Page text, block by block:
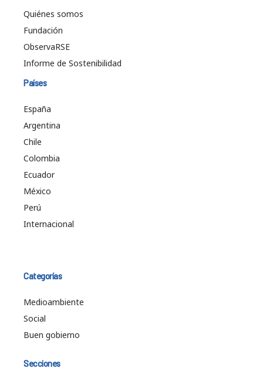
Quiénes somos
Fundación
ObservaRSE
Informe de Sostenibilidad
Países
España
Argentina
Chile
Colombia
Ecuador
México
Perú
Internacional
Categorías
Medioambiente
Social
Buen gobierno
Secciones